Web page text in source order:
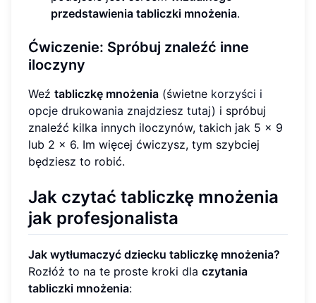
przedstawienia tabliczki mnożenia.
Ćwiczenie: Spróbuj znaleźć inne
iloczyny
Weź tabliczkę mnożenia (świetne korzyści i
opcje drukowania znajdziesz tutaj) i spróbuj
znaleźć kilka innych iloczynów, takich jak 5 x 9
lub 2 x 6. Im więcej ćwiczysz, tym szybciej
będziesz to robić.
Jak czytać tabliczkę mnożenia
jak profesjonalista
Jak wytłumaczyć dziecku tabliczkę mnożenia?
Rozłóż to na te proste kroki dla czytania
tabliczki mnożenia: